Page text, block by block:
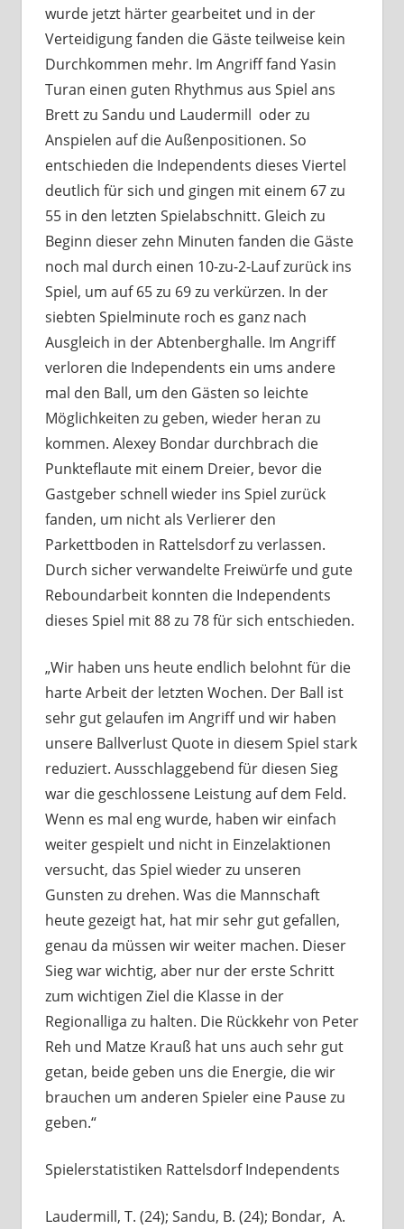
wurde jetzt härter gearbeitet und in der
Verteidigung fanden die Gäste teilweise kein
Durchkommen mehr. Im Angriff fand Yasin
Turan einen guten Rhythmus aus Spiel ans
Brett zu Sandu und Laudermill oder zu
Anspielen auf die Außenpositionen. So
entschieden die Independents dieses Viertel
deutlich für sich und gingen mit einem 67 zu
55 in den letzten Spielabschnitt. Gleich zu
Beginn dieser zehn Minuten fanden die Gäste
noch mal durch einen 10-zu-2-Lauf zurück ins
Spiel, um auf 65 zu 69 zu verkürzen. In der
siebten Spielminute roch es ganz nach
Ausgleich in der Abtenberghalle. Im Angriff
verloren die Independents ein ums andere
mal den Ball, um den Gästen so leichte
Möglichkeiten zu geben, wieder heran zu
kommen. Alexey Bondar durchbrach die
Punkteflaute mit einem Dreier, bevor die
Gastgeber schnell wieder ins Spiel zurück
fanden, um nicht als Verlierer den
Parkettboden in Rattelsdorf zu verlassen.
Durch sicher verwandelte Freiwürfe und gute
Reboundarbeit konnten die Independents
dieses Spiel mit 88 zu 78 für sich entschieden.
„Wir haben uns heute endlich belohnt für die
harte Arbeit der letzten Wochen. Der Ball ist
sehr gut gelaufen im Angriff und wir haben
unsere Ballverlust Quote in diesem Spiel stark
reduziert. Ausschlaggebend für diesen Sieg
war die geschlossene Leistung auf dem Feld.
Wenn es mal eng wurde, haben wir einfach
weiter gespielt und nicht in Einzelaktionen
versucht, das Spiel wieder zu unseren
Gunsten zu drehen. Was die Mannschaft
heute gezeigt hat, hat mir sehr gut gefallen,
genau da müssen wir weiter machen. Dieser
Sieg war wichtig, aber nur der erste Schritt
zum wichtigen Ziel die Klasse in der
Regionalliga zu halten. Die Rückkehr von Peter
Reh und Matze Krauß hat uns auch sehr gut
getan, beide geben uns die Energie, die wir
brauchen um anderen Spieler eine Pause zu
geben.“
Spielerstatistiken Rattelsdorf Independents
Laudermill, T. (24); Sandu, B. (24); Bondar, A.